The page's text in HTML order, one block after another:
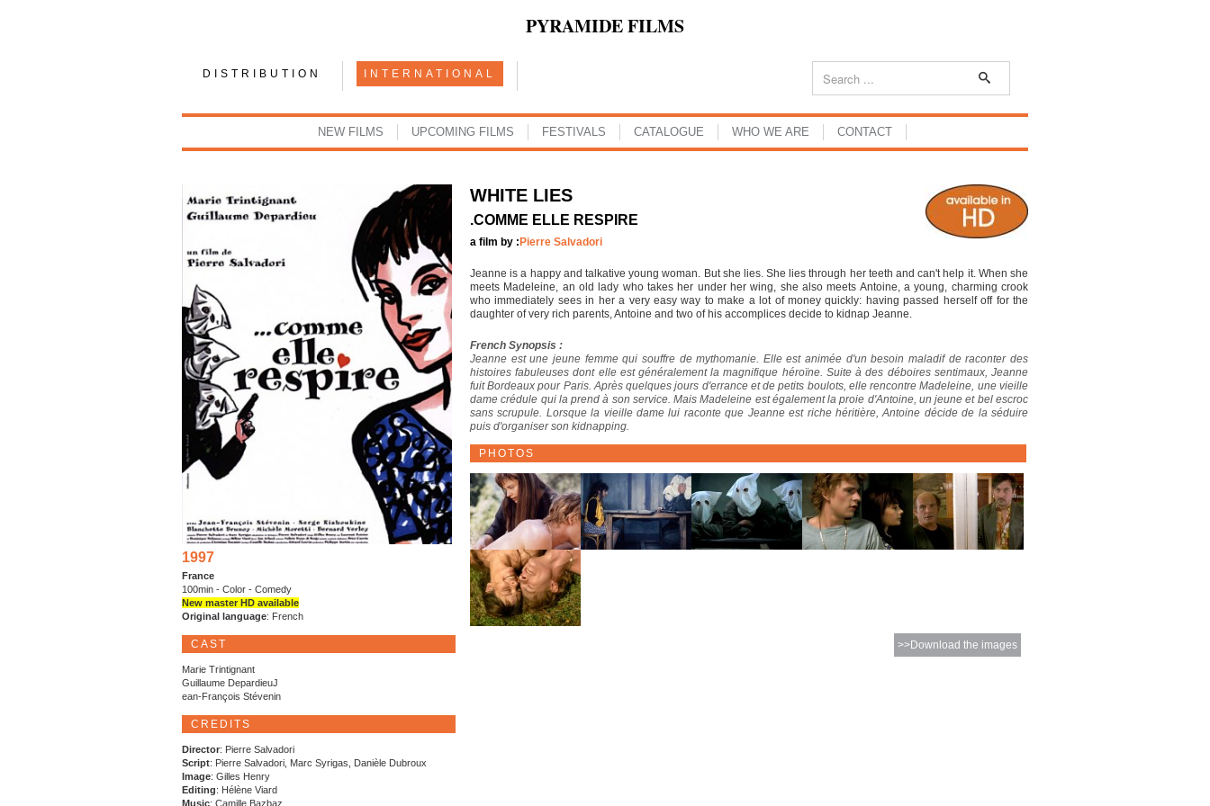
PYRAMIDE FILMS
DISTRIBUTION INTERNATIONAL
NEW FILMS UPCOMING FILMS FESTIVALS CATALOGUE WHO WE ARE CONTACT
1997
France
100min - Color - Comedy
New master HD available
Original language: French
CAST
Marie Trintignant
Guillaume DepardieuJ
ean-François Stévenin
CREDITS
Director: Pierre Salvadori
Script: Pierre Salvadori, Marc Syrigas, Danièle Dubroux
Image: Gilles Henry
Editing: Hélène Viard
Music: Camille Bazbaz
WHITE LIES
.COMME ELLE RESPIRE
a film by : Pierre Salvadori
Jeanne is a happy and talkative young woman. But she lies. She lies through her teeth and can't help it. When she
meets Madeleine, an old lady who takes her under her wing, she also meets Antoine, a young, charming crook
who immediately sees in her a very easy way to make a lot of money quickly: having passed herself off for the
daughter of very rich parents, Antoine and two of his accomplices decide to kidnap Jeanne.
French Synopsis :
Jeanne est une jeune femme qui souffre de mythomanie. Elle est animée d'un besoin maladif de raconter des
histoires fabuleuses dont elle est généralement la magnifique héroïne. Suite à des déboires sentimaux, Jeanne
fuit Bordeaux pour Paris. Après quelques jours d'errance et de petits boulots, elle rencontre Madeleine, une vieille
dame crédule qui la prend à son service. Mais Madeleine est également la proie d'Antoine, un jeune et bel escroc
sans scrupule. Lorsque la vieille dame lui raconte que Jeanne est riche héritière, Antoine décide de la séduire
puis d'organiser son kidnapping.
PHOTOS
>>Download the images